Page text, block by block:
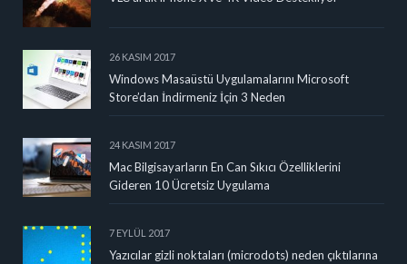
26 KASIM 2017
Windows Masaüstü Uygulamalarını Microsoft
Store’dan İndirmeniz İçin 3 Neden
24 KASIM 2017
Mac Bilgisayarların En Can Sıkıcı Özelliklerini
Gideren 10 Ücretsiz Uygulama
7 EYLÜL 2017
Yazıcılar gizli noktaları (microdots) neden çıktılarına